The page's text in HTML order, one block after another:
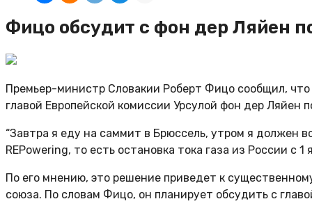
Фицо обсудит с фон дер Ляйен
Премьер-министр Словакии Роберт Фицо сообщил, что
главой Европейской комиссии Урсулой фон дер
“Завтра я еду на саммит в Брюссель, утром я должен
REPowering, то есть остановка тока газа из России с
По его мнению, это решение приведет к
союза. По словам Фицо, он планирует обсудить с